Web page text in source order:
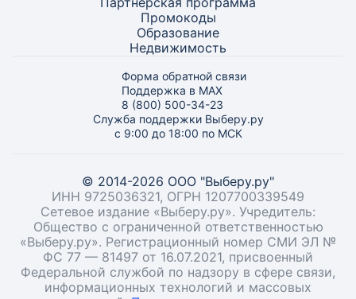
Промокоды
Образование
Недвижимость
Форма обратной связи
Поддержка в MAX
8 (800) 500-34-23
Служба поддержки Выберу.ру
с 9:00 до 18:00 по МСК
© 2014-2026 ООО "Выберу.ру"
ИНН 9725036321, ОГРН 1207700339549
Сетевое издание «Выберу.ру». Учредитель:
Общество с ограниченной ответственностью
«Выберу.ру». Регистрационный номер СМИ ЭЛ №
ФС 77 — 81497 от 16.07.2021, присвоенный
Федеральной службой по надзору в сфере связи,
информационных технологий и массовых